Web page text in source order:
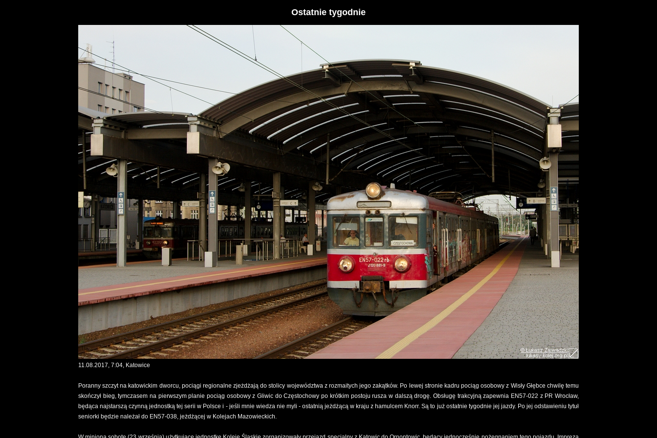
Ostatnie tygodnie
11.08.2017, 7:04, Katowice
Poranny szczyt na katowickim dworcu, pociągi regionalne zjeżdżają do stolicy województwa z rozmaitych jego zakątków. Po lewej stronie kadru pociąg osobowy z Wisły Głębce chwilę temu
skończył bieg, tymczasem na pierwszym planie pociąg osobowy z Gliwic do Częstochowy po krótkim postoju rusza w dalszą drogę. Obsługę trakcyjną zapewnia EN57-022 z PR Wrocław,
będąca najstarszą czynną jednostką tej serii w Polsce i - jeśli mnie wiedza nie myli - ostatnią jeżdżącą w kraju z hamulcem Knorr. Są to już ostatnie tygodnie jej jazdy. Po jej odstawieniu tytuł
seniorki będzie należał do EN57-038, jeżdżącej w Kolejach Mazowieckich.